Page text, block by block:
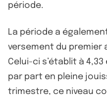
période.
La période a
versement du premier
Celui-ci s’établit à
par part en pleine
trimestre, ce niveau